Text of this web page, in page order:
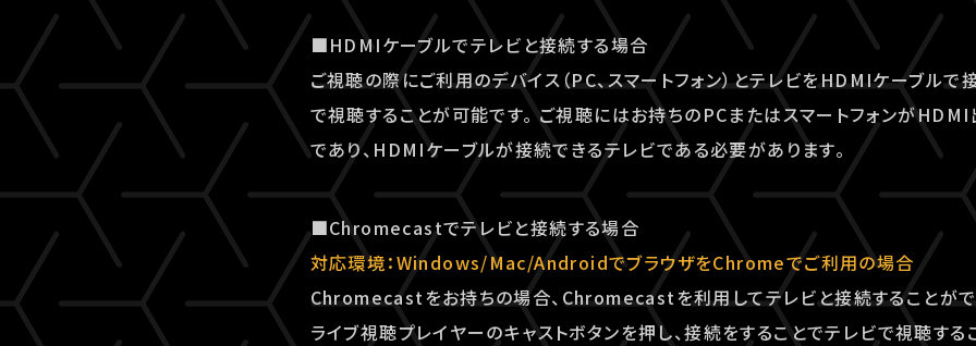
■HDMIケーブルでテレビと接続する場合
ご視聴の際にご利用のデバイス（PC、スマートフォン）とテレビをHDMIケーブルで
で視聴することが可能です。 ご視聴にはお持ちのPCまたはスマートフォンが
であり、HDMIケーブルが接続できるテレビである必要があります。
■Chromecastでテレビと接続する場合
対応環境：Windows/Mac/AndroidでブラウザをChromeでご利用の場合
Chromecastをお持ちの場合、Chromecastを利用してテレビと接続することがで
ライブ視聴プレイヤーのキャストボタンを押し、接続をすることでテレビで視聴する